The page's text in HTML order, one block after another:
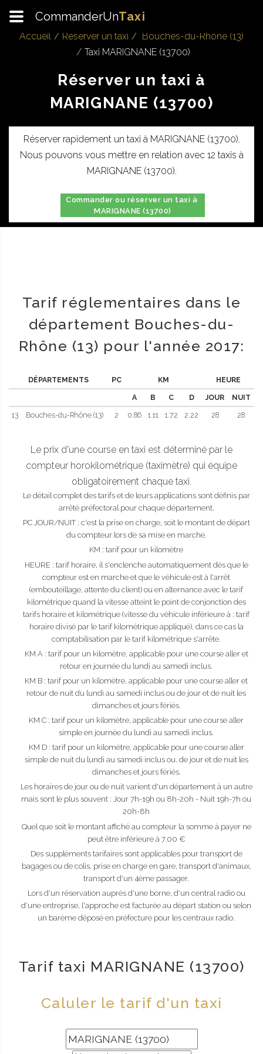
CommanderUnTaxi
Accueil Réserver un taxi
Bouches-du-Rhône (13)
Taxi MARIGNANE (13700)
Réserver un taxi à
MARIGNANE (13700)
Réserver rapidement un taxi à MARIGNANE (13700).
Nous pouvons vous mettre en relation avec 12 taxis à
MARIGNANE (13700).
Commander ou réserver un taxi à
MARIGNANE (13700)
Tarif réglementaires dans le
département Bouches-du-
Rhône (13) pour l'année 2017:
DÉPARTEMENTS PC KM HEURE
A B C D JOUR NUIT
13 Bouches-du-Rhône (13) 2 0.86 1.11 1.72 2.22 28 28
Le prix d'une course en taxi est déterminé par le
compteur horokilométrique (taximètre) qui équipe
obligatoirement chaque taxi.
Le détail complet des tarifs et de leurs applications sont définis par
arrêté préfectoral pour chaque département.
PC JOUR/NUIT : c'est la prise en charge, soit le montant de départ
du compteur lors de sa mise en marche.
KM : tarif pour un kilomètre
HEURE : tarif horaire, il s'enclenche automatiquement dès que le
compteur est en marche et que le véhicule est à l'arrêt
(embouteillage, attente du client) ou en alternance avec le tarif
kilométrique quand la vitesse atteint le point de conjonction des
tarifs horaire et kilométrique (vitesse du véhicule inférieure à : tarif
horaire divisé par le tarif kilométrique appliqué), dans ce cas la
comptabilisation par le tarif kilométrique s'arrête.
KM A : tarif pour un kilomètre, applicable pour une course aller et
retour en journée du lundi au samedi inclus.
KM B : tarif pour un kilomètre, applicable pour une course aller et
retour de nuit du lundi au samedi inclus ou de jour et de nuit les
dimanches et jours fériés.
KM C : tarif pour un kilomètre, applicable pour une course aller
simple en journée du lundi au samedi inclus.
KM D : tarif pour un kilomètre, applicable pour une course aller
simple de nuit du lundi au samedi inclus ou. de jour et de nuit les
dimanches et jours fériés.
Les horaires de jour ou de nuit varient d'un département à un autre
mais sont le plus souvent : Jour 7h-19h ou 8h-20h - Nuit 19h-7h ou
20h-8h
Quel que soit le montant affiché au compteur la somme à payer ne
peut être inférieure à 7.00 €
Des suppléments tarifaires sont applicables pour transport de
bagages ou de colis, prise en charge en gare, transport d'animaux,
transport d'un 4ème passager.
Lors d'un réservation auprès d'une borne, d'un central radio ou
d'une entreprise, l'approche est facturée au départ station ou selon
un barème déposé en préfecture pour les centraux radio.
Tarif taxi MARIGNANE (13700)
Caluler le tarif d'un taxi